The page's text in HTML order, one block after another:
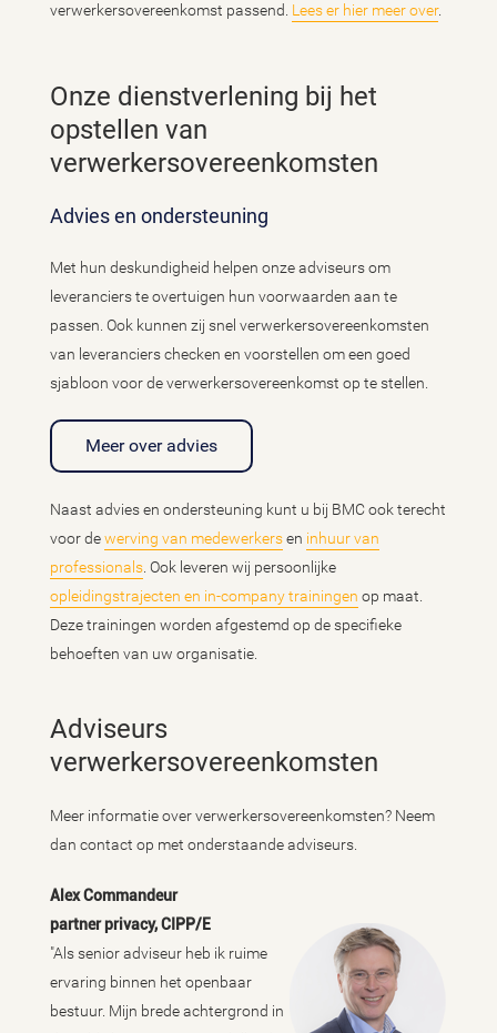
verwerkersovereenkomst passend. Lees er hier meer over.
Onze dienstverlening bij het
opstellen van
verwerkersovereenkomsten
Advies en ondersteuning
Met hun deskundigheid helpen onze adviseurs om
leveranciers te overtuigen hun voorwaarden aan te
passen. Ook kunnen zij snel verwerkersovereenkomsten
van leveranciers checken en voorstellen om een goed
sjabloon voor de verwerkersovereenkomst op te stellen.
Meer over advies
Naast advies en ondersteuning kunt u bij BMC ook terecht
voor dewerving van medewerkersen inhuur van
professionals . Ook leveren wij persoonlijke
opleidingstrajecten en in-company trainingen op maat.
Deze trainingen worden afgestemd op de specifieke
behoeften van uw organisatie.
Adviseurs
verwerkersovereenkomsten
Meer informatie over verwerkersovereenkomsten? Neem
dan contact op met onderstaande adviseurs.
Alex Commandeur
partner privacy, CIPP/E
"Als senior adviseur heb ik ruime
ervaring binnen het openbaar
bestuur. Mijn brede achtergrond in